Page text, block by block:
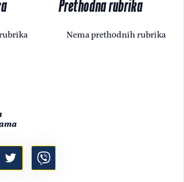
Prethodna rubrika
Nema prethodnih rubrika